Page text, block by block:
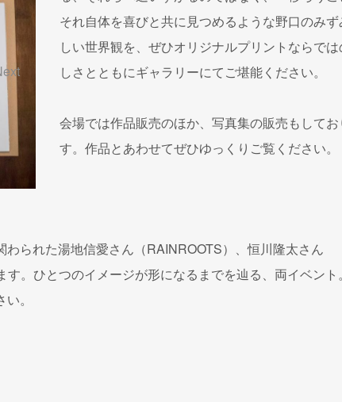
それ自体を喜びと共に見つめるような野口のみ
しい世界観を、ぜひオリジナルプリントならでは
しさとともにギャラリーにてご堪能ください。
会場では作品販売のほか、写真集の販売もしてお
す。作品とあわせてぜひゆっくりご覧ください。
られた湯地信愛さん（RAINROOTS）、恒川隆太さん
す。ひとつのイメージが形になるまでを辿る、両イベント
。